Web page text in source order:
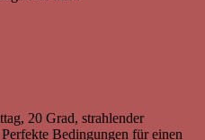
20 Grad, strahlender
Bedingungen für einen